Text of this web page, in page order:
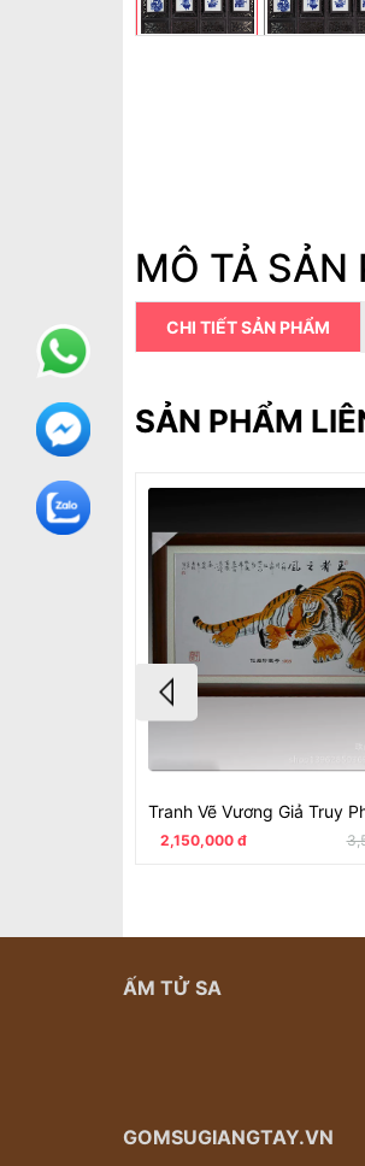
MÔ TẢ SẢN
CHI TIẾT SẢN PHẨM
SẢN PHẨM
Tranh Vẽ Vương Giả Truy
2,150,000 đ
ẤM TỬ SA
GOMSUGIANGTAY.VN